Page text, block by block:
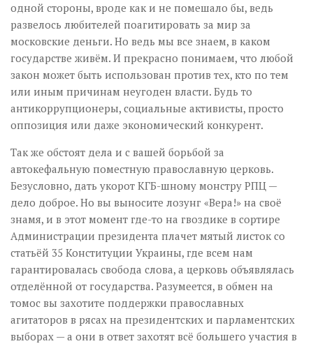
одной стороны, вроде как и не помешало бы, ведь
развелось любителей поагитировать за мир за
московские деньги. Но ведь мы все знаем, в каком
государстве живём. И прекрасно понимаем, что любой
закон может быть использован против тех, кто по тем
или иным причинам неугоден власти. Будь то
антикоррупционеры, социальные активисты, просто
оппозиция или даже экономический конкурент.
Так же обстоят дела и с вашей борьбой за
автокефальную поместную православную церковь.
Безусловно, дать укорот КГБ-шному монстру РПЦ —
дело доброе. Но вы выносите лозунг «Вера!» на своё
знамя, и в этот момент где-то на гвоздике в сортире
Администрации президента плачет мятый листок со
статьёй 35 Конституции Украины, где всем нам
гарантировалась свобода слова, а церковь объявлялась
отделённой от государства. Разумеется, в обмен на
томос вы захотите поддержки православных
агитаторов в рясах на президентских и парламентских
выборах — а они в ответ захотят всё большего участия в